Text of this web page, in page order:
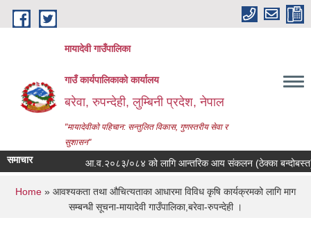
Skip to main content
मायादेवी गाउँपालिका
गाउँ कार्यपालिकाको कार्यालय
बरेवा, रुपन्देही, लुम्बिनी प्रदेश, नेपाल
"मायादेवीको पहिचान: सन्तुलित विकास, गुणस्तरीय सेवा र
सुशासन"
समाचार आ.व.२०८३/०८४ को लागि आन्तरिक आय संकलन (ठेक्का बन्दोबस्त)
You are here
Home » आवश्यकता तथा ‍‍औचित्यताका आधारमा विविध कृषि कार्यक्रमको लागि माग
सम्बन्धी सूचना-मायादेवी गाउँपालिका,बरेवा-रुपन्देही ।